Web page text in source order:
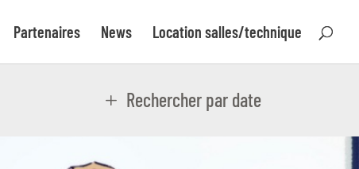
Partenaires News Location salles/technique
Rechercher par date